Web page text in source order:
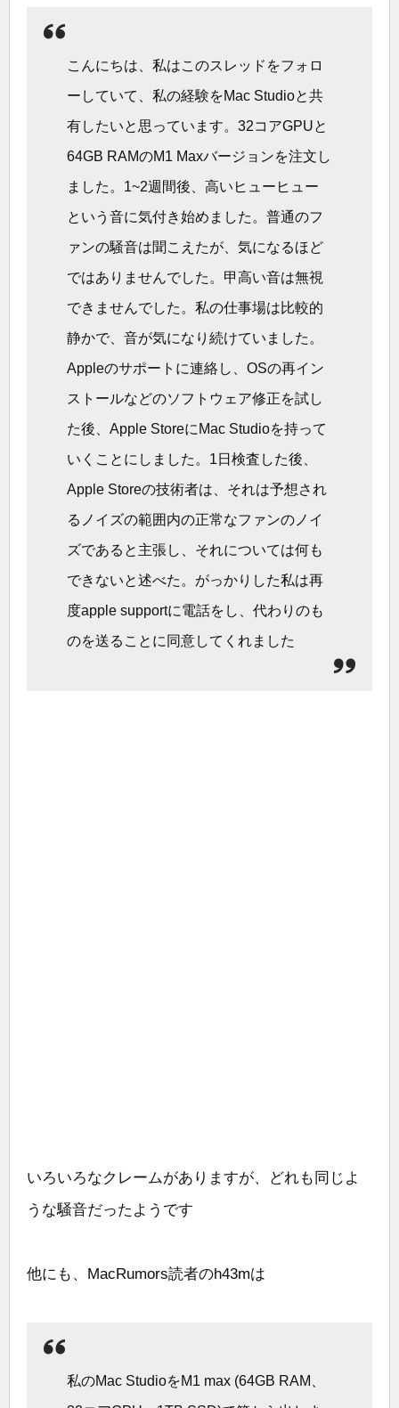
こんにちは、私はこのスレッドをフォロ
ーしていて、私の経験をMac Studioと共
有したいと思っています。32コアGPUと
64GB RAMのM1 Maxバージョンを注文し
ました。1~2週間後、高いヒューヒュー
という音に気付き始めました。普通のフ
ァンの騒音は聞こえたが、気になるほど
ではありませんでした。甲高い音は無視
できませんでした。私の仕事場は比較的
静かで、音が気になり続けていました。
Appleのサポートに連絡し、OSの再イン
ストールなどのソフトウェア修正を試し
た後、Apple StoreにMac Studioを持って
いくことにしました。1日検査した後、
Apple Storeの技術者は、それは予想され
るノイズの範囲内の正常なファンのノイ
ズであると主張し、それについては何も
できないと述べた。がっかりした私は再
度apple supportに電話をし、代わりのも
のを送ることに同意してくれました
いろいろなクレームがありますが、どれも同じよ
うな騒音だったようです
他にも、MacRumors読者のh43mは
私のMac StudioをM1 max (64GB RAM、